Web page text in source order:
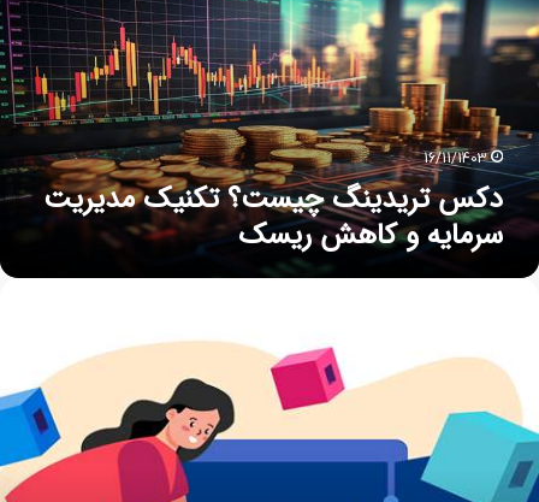
16/11/1403
دکس تریدینگ چیست؟ تکنیک مدیریت
سرمایه و کاهش ریسک